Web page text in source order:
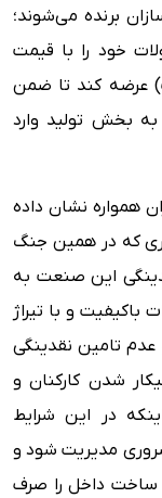
برنده می‌شوند؛
خود را با قیمت
عرضه کند تا ضمن
به بخش تولید وارد
همواره نشان داده
که در همین جنگ
این صنعت به
باکیفیت و با تیراژ
تامین نقدینگی
شدن کارکنان و
در این شرایط
ضروری مدیریت شود و
ساخت داخل را صرف